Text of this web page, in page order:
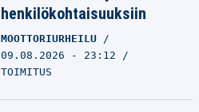
henkilökohtaisuuksiin
MOOTTORIURHEILU
09.08.2026 - 23:12
TOIMITUS